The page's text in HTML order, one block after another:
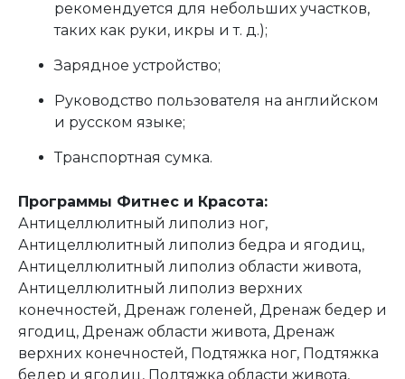
рекомендуется для небольших участков,
таких как руки, икры и т. д.);
Зарядное устройство;
Руководство пользователя на английском
и русском языке;
Транспортная сумка.
Программы Фитнес и Красота:
Антицеллюлитный липолиз ног,
Антицеллюлитный липолиз бедра и ягодиц,
Антицеллюлитный липолиз области живота,
Антицеллюлитный липолиз верхних
конечностей, Дренаж голеней, Дренаж бедер и
ягодиц, Дренаж области живота, Дренаж
верхних конечностей, Подтяжка ног, Подтяжка
бедер и ягодиц, Подтяжка области живота,